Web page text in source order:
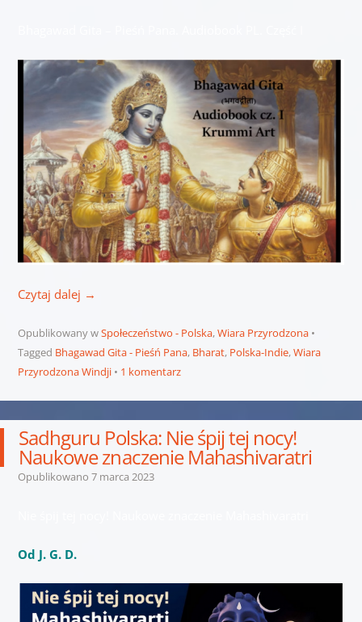
Czytaj dalej →
Opublikowany wSpołeczeństwo - Polska,Wiara Przyrodzona
Tagged Bhagawad Gita - Pieśń Pana, Bharat, Polska-Indie,Wiara
Przyrodzona Windji
1 komentarz
Sadhguru Polska: Nie śpij tej nocy!
Naukowe znaczenie Mahashivaratri
Opublikowano 7 marca 2023
Od J. G. D.